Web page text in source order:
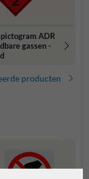
ADR
gassen -
producten